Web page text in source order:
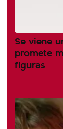
Se viene
promete
figuras